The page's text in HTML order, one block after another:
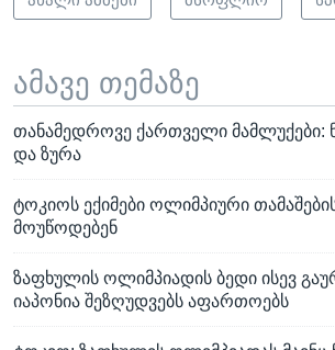
ამავე თემაზე
თანამედროვე ქართველი მამლუქები:
და ზურა
ტოკიოს ექიმები ოლიმპიური თამაშების
მოუწოდებენ
ზაფხულის ოლიმპიადის ბედი ისევ
იაპონია შეზღუდვებს აფართოებს